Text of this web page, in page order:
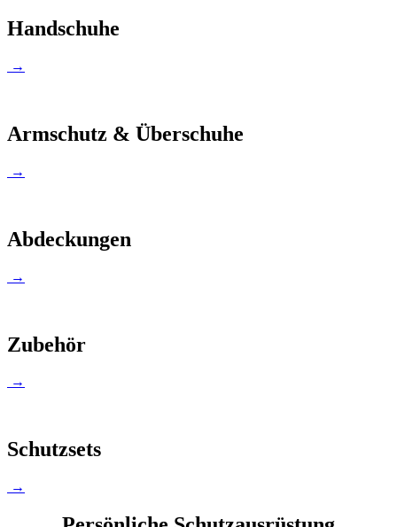
Handschuhe
→
Armschutz & Überschuhe
→
Abdeckungen
→
Zubehör
→
Schutzsets
→